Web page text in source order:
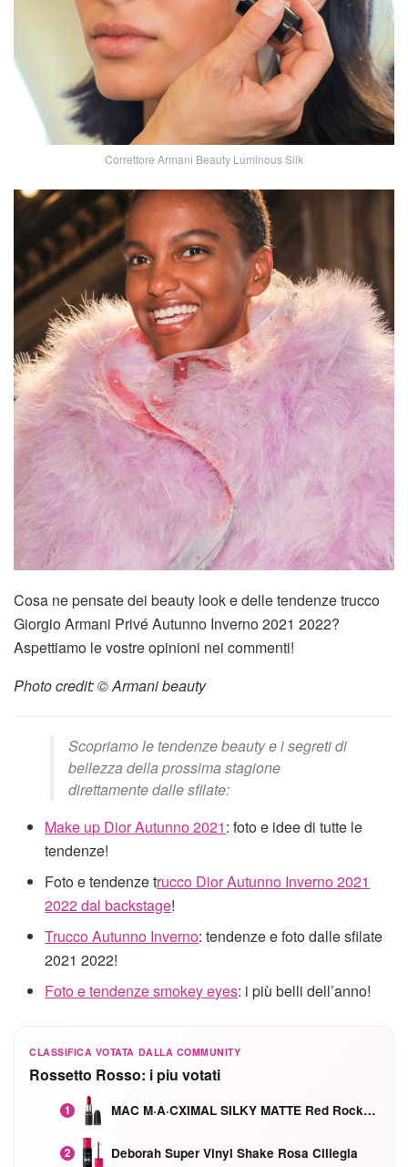
Correttore Armani Beauty Luminous Silk
Cosa ne pensate dei beauty look e delle tendenze trucco
Giorgio Armani Privé Autunno Inverno 2021 2022?
Aspettiamo le vostre opinioni nei commenti!
Photo credit: © Armani beauty
Scopriamo le tendenze beauty e i segreti di
bellezza della prossima stagione
direttamente dalle sfilate:
Make up Dior Autunno 2021: foto e idee di tutte le
tendenze!
Foto e tendenze trucco Dior Autunno Inverno 2021
2022 dal backstage!
Trucco Autunno Inverno: tendenze e foto dalle sfilate
2021 2022!
Foto e tendenze smokey eyes: i più belli dell’anno!
CLASSIFICA VOTATA DALLA COMMUNITY
Rossetto Rosso: i piu votati
1 MAC M·A·CXIMAL SILKY MATTE Red Rock mat
2 Deborah Super Vinyl Shake Rosa Ciliegia